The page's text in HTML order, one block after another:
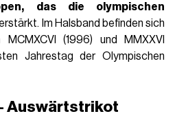
das die olympischen
Im Halsband befinden sich
MCMXCVI (1996) und MMXXVI
Jahrestag der Olympischen
Auswärtstrikot